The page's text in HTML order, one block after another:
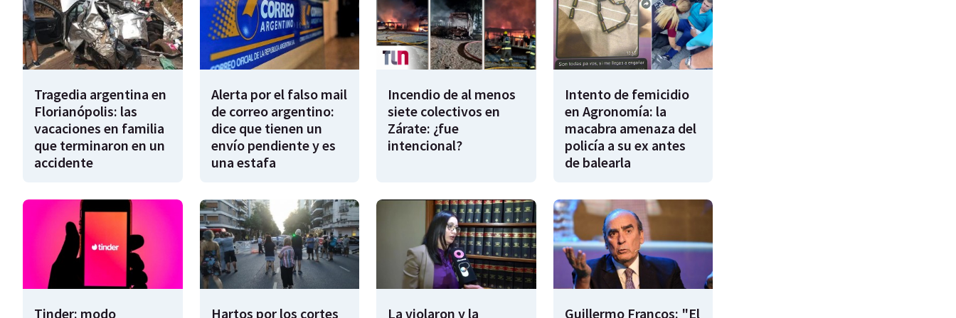
Tragedia argentina en
Florianópolis: las
vacaciones en familia
que terminaron en un
accidente
Alerta por el falso mail
de correo argentino:
dice que tienen un
envío pendiente y es
una estafa
Incendio de al menos
siete colectivos en
Zárate: ¿fue
intencional?
Intento de femicidio
en Agronomía: la
macabra amenaza del
policía a su ex antes
de balearla
Tinder: modo Hartos por los cortes La violaron y la Guillermo Francos: "El